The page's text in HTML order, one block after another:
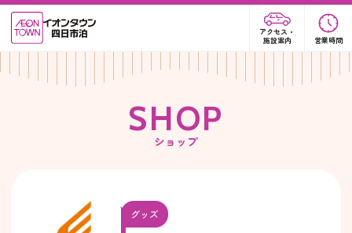
アクセス・
施設案内
営業時間
SHOP
ショップ
グッズ